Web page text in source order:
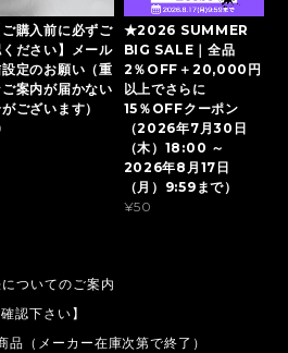
購入前に必ずご
ださい】メール
定のお願い（重
案内が届かない
ございます）
★2026 SUMMER
BIG SALE｜全品
2％OFF＋20,000円
以上でさらに
15％OFFクーポン
（2026年7月30日
（木）18:00 ～
2026年8月17日
（月）9:59まで）
¥50
ついてのご案内
認下さい】
（メーカー在庫次第で終了）